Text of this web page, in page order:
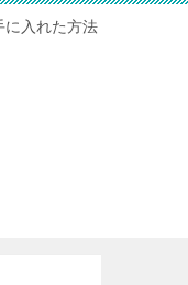
に入れた方法